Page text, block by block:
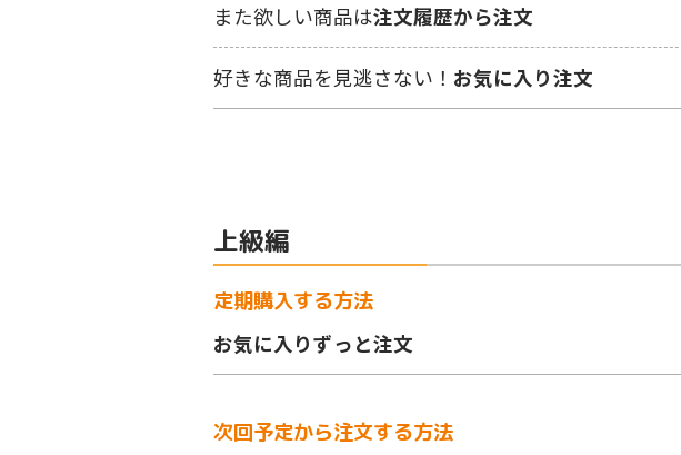
また欲しい商品は注⽂履歴から注⽂
好きな商品を見逃さない！ お気に入り注文
上級編
定期購⼊する⽅法
お気に⼊りずっと注⽂
次回予定から注⽂する⽅法